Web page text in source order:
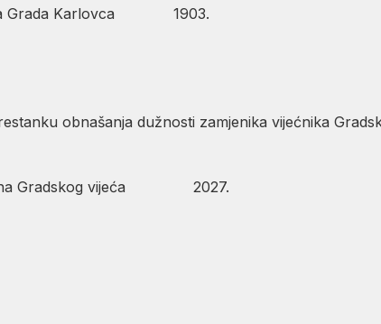
Grada Karlovca 1903.
obnašanja dužnosti zamjenika vijećnika
člana Gradskog vijeća 2027.